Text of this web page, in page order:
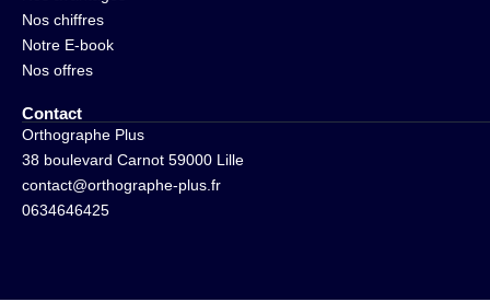
Nos chiffres
Notre E-book
Nos offres
Contact
Orthographe Plus
38 boulevard Carnot 59000 Lille
contact@orthographe-plus.fr
0634646425